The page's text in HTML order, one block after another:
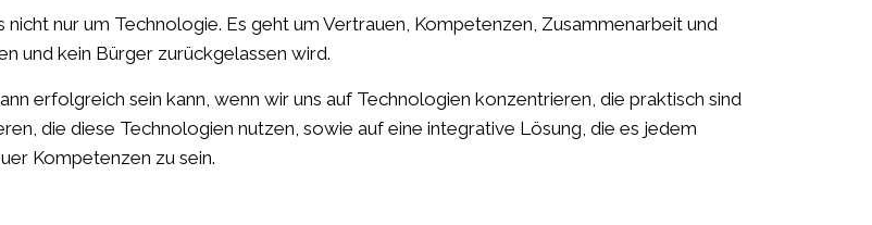
nur um Technologie. Es geht um Vertrauen, Kompetenzen, Zusammenarbeit und
und kein Bürger zurückgelassen wird.
erfolgreich sein kann, wenn wir uns auf Technologien konzentrieren, die praktisch sind
die diese Technologien nutzen, sowie auf eine integrative Lösung, die es jedem
Kompetenzen zu sein.